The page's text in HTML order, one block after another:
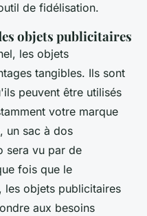
de fidélisation.
objets publicitaires
les objets
tangibles. Ils sont
peuvent être utilisés
votre marque
un sac à dos
sera vu par de
fois que le
les objets publicitaires
aux besoins